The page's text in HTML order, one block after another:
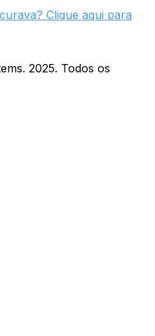
Clique aqui para
2025. Todos os